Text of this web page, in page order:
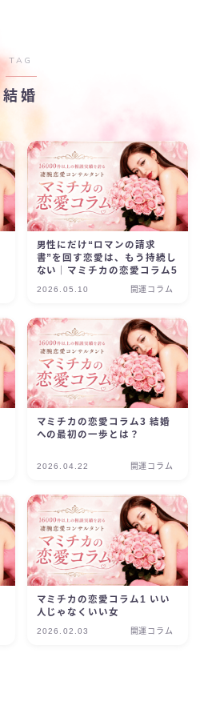
TAG
結婚
男性にだけ“ロマンの請求
書”を回す恋愛は、もう持続し
ない｜マミチカの恋愛コラム5
2026.05.10 開運コラム
マミチカの恋愛コラム3 結婚
への最初の一歩とは？
2026.04.22 開運コラム
マミチカの恋愛コラム1 いい
人じゃなくいい女
2026.02.03 開運コラム